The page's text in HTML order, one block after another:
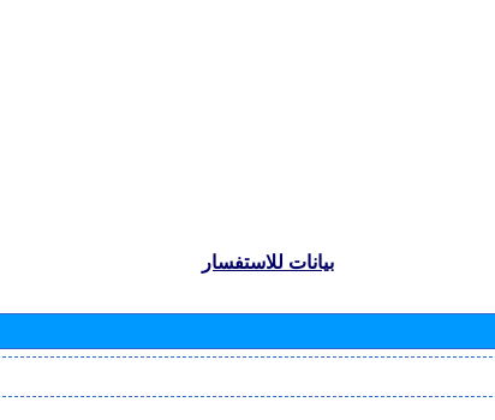
بيانات للاستفسار